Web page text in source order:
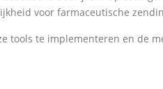
voor farmaceutische
tools te implementeren en de